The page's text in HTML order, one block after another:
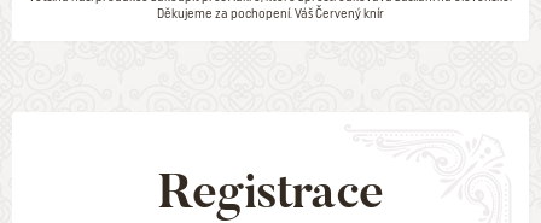
Děkujeme za pochopení. Váš Červený knír
Registrace